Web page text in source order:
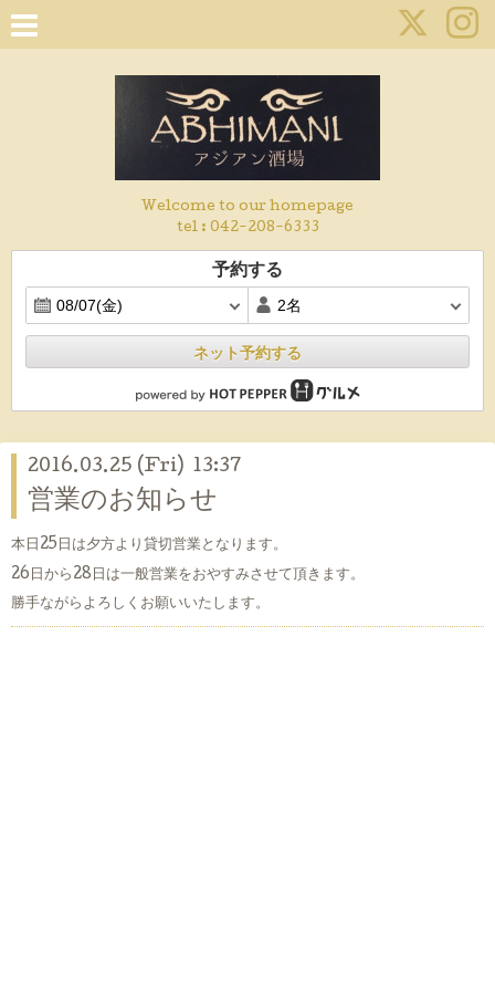
Welcome to our homepage
tel : 042-208-6333
予約する
ネット予約する
2016.03.25 (Fri) 13:37
営業のお知らせ
本日25日は夕方より貸切営業となります。
26日から28日は一般営業をおやすみさせて頂きます。
勝手ながらよろしくお願いいたします。